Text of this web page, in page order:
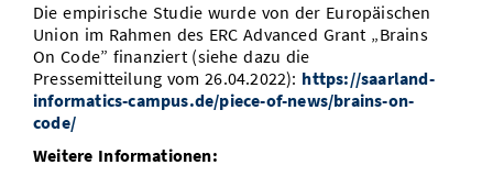
Die empirische Studie wurde von der Europäischen
Union im Rahmen des ERC Advanced Grant „Brains
On Code” finanziert (siehe dazu die
Pressemitteilung vom 26.04.2022): https://saarland-
informatics-campus.de/piece-of-news/brains-on-
code/
Weitere Informationen: